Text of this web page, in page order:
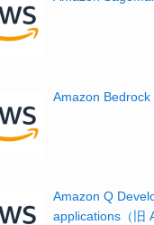
Amazon Bedrock
Amazon Q
applications（旧